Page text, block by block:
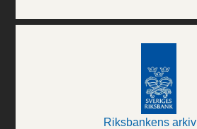
Riksbankens arkiv